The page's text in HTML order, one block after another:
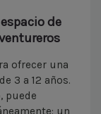
de
ofrecer una
3 a 12 años.
puede
un